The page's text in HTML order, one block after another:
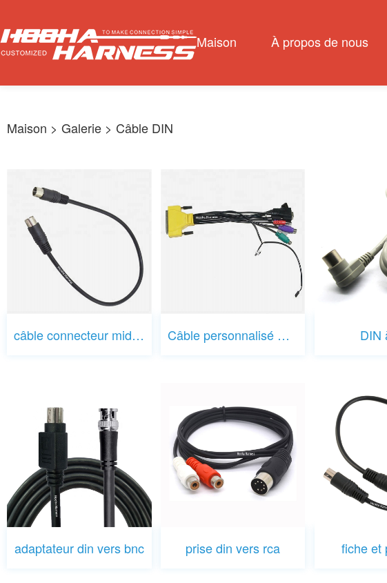
Maison À propos de nous
Maison > Galerie > Câble DIN
câble connecteur midi din Câble personnalisé D-sub + RCA + DIN + jack 3,5 DIN
adaptateur din vers bnc prise din vers rca fiche et